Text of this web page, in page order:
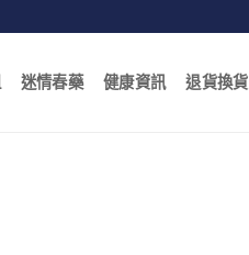
迷情春藥 健康資訊 退貨換貨